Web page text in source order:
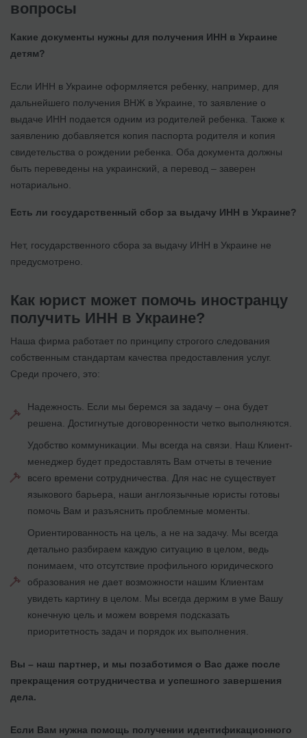
вопросы
Какие документы нужны для получения ИНН в Украине
детям?
Если ИНН в Украине оформляется ребенку, например, для
дальнейшего получения ВНЖ в Украине, то заявление о
выдаче ИНН подается одним из родителей ребенка. Также к
заявлению добавляется копия паспорта родителя и копия
свидетельства о рождении ребенка. Оба документа должны
быть переведены на украинский, а перевод – заверен
нотариально.
Есть ли государственный сбор за выдачу ИНН в Украине?
Нет, государственного сбора за выдачу ИНН в Украине не
предусмотрено.
Как юрист может помочь иностранцу
получить ИНН в Украине?
Наша фирма работает по принципу строгого следования
собственным стандартам качества предоставления услуг.
Среди прочего, это:
Надежность. Если мы беремся за задачу – она будет
решена. Достигнутые договоренности четко выполняются.
Удобство коммуникации. Мы всегда на связи. Наш Клиент-
менеджер будет предоставлять Вам отчеты в течение
всего времени сотрудничества. Для нас не существует
языкового барьера, наши англоязычные юристы готовы
помочь Вам и разъяснить проблемные моменты.
Ориентированность на цель, а не на задачу. Мы всегда
детально разбираем каждую ситуацию в целом, ведь
понимаем, что отсутствие профильного юридического
образования не дает возможности нашим Клиентам
увидеть картину в целом. Мы всегда держим в уме Вашу
конечную цель и можем вовремя подсказать
приоритетность задач и порядок их выполнения.
Вы – наш партнер, и мы позаботимся о Вас даже после
прекращения сотрудничества и успешного завершения
дела.
Если Вам нужна помощь получении идентификационного